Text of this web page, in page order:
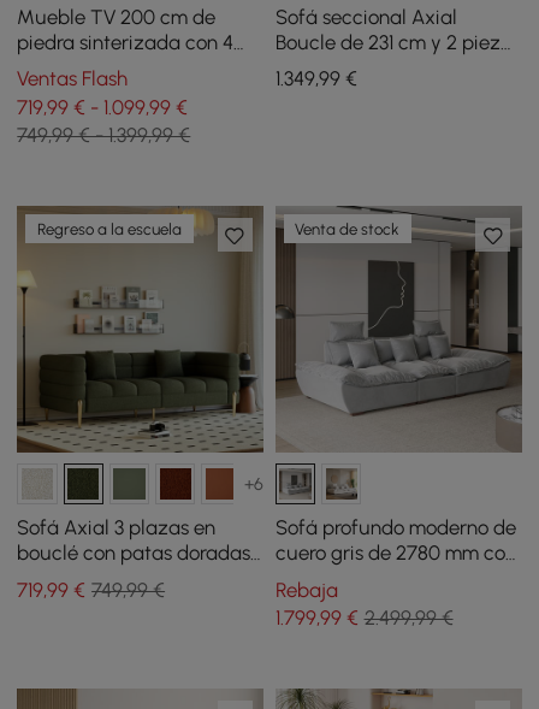
Mueble TV 200 cm de
piedra sinterizada con 4
cajones negro
Ventas Flash
719,99 € - 1.099,99 €
749,99 € - 1.399,99 €
Sofá seccional Axial
Boucle de 231 cm y 2 piezas
con otomana, patas
doradas y cojines
1.349,99€
Regreso a la escuela
+6
Sofá Axial 3 plazas en
bouclé con patas doradas
y cojines con tapizado
acanalado 201 cm
719,99 € 749,99 €
Venta de stock
Sofá profundo moderno de
cuero gris de 2780 mm con
respaldo ajustable para
velero
Rebaja
1.799,99€ 2.499,99 €